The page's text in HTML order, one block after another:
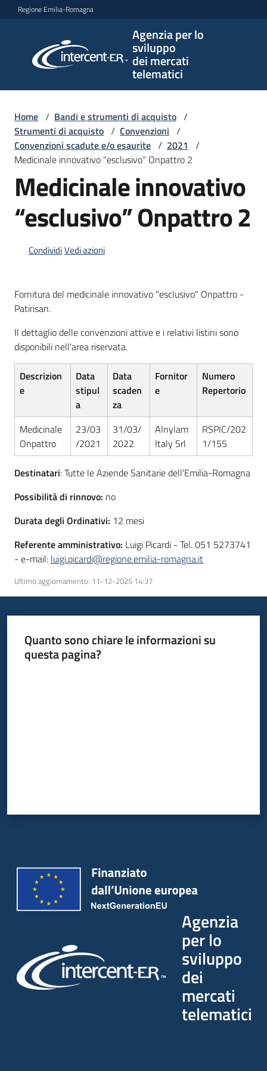
Vai al contenuto
Vai alla navigazione
Vai al footer
Regione Emilia-Romagna
Agenzia per lo
sviluppo
dei mercati
telematici
per lo
sviluppo
telematici
Bandi
strumenti
Piattaforme
telematiche
English
site
Seguici
su
Home / Bandi e strumenti di acquisto /
Strumenti di acquisto / Convenzioni /
Convenzioni scadute e/o esaurite / 2021 /
Medicinale innovativo “esclusivo” Onpattro 2
Medicinale innovativo
“esclusivo” Onpattro 2
CondividiVedi azioni
Fornitura del medicinale innovativo "esclusivo" Onpattro -
Patirisan.
Il dettaglio delle convenzioni attive e i relativi listini sono
disponibili nell'area riservata.
Descrizion
e
Data
stipul
a
Data
scaden
za
Fornitor
e
Numero
Repertorio
Medicinale
Onpattro
23/03
/2021
31/03/
2022
Alnylam
Italy Srl
RSPIC/202
1/155
Destinatari: Tutte le Aziende Sanitarie dell'Emilia-Romagna
Possibilità di rinnovo: no
Durata degli Ordinativi: 12 mesi
Referente amministrativo: Luigi Picardi - Tel. 051 5273741
- e-mail: luigi.picardi@regione.emilia-romagna.it
Ultimo aggiornamento: 11-12-2025 14:37
Quanto sono chiare le informazioni su
questa pagina?
Agenzia
per lo
sviluppo
dei
mercati
telematici